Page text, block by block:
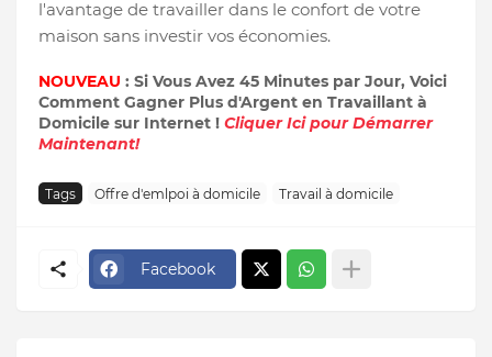
l'avantage de travailler dans le confort de votre
maison sans investir vos économies.
NOUVEAU : Si Vous Avez 45 Minutes par Jour, Voici
Comment Gagner Plus d'Argent en Travaillant à
Domicile sur Internet ! Cliquer Ici pour Démarrer
Maintenant!
Tags Offre d'emlpoi à domicile Travail à domicile
Facebook